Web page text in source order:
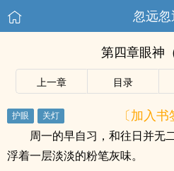
忽远忽
第四章眼神
上一章 目录
〔加入书
周一的早自习，和往日并无
浮着一层淡淡的粉笔灰味。